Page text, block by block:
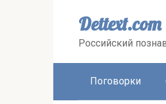
Dettext.com
Российский
Поговорки